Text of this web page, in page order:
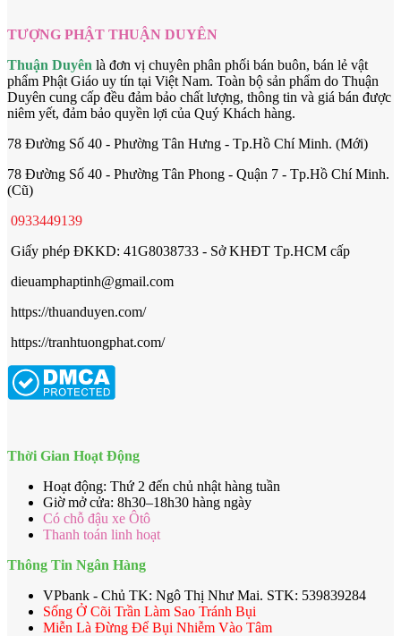
TƯỢNG PHẬT THUẬN DUYÊN
Thuận Duyên là đơn vị chuyên phân phối bán buôn, bán lẻ vật
phẩm Phật Giáo uy tín tại Việt Nam. Toàn bộ sản phẩm do Thuận
Duyên cung cấp đều đảm bảo chất lượng, thông tin và giá bán được
niêm yết, đảm bảo quyền lợi của Quý Khách hàng.
78 Đường Số 40 - Phường Tân Hưng - Tp.Hồ Chí Minh. (Mới)
78 Đường Số 40 - Phường Tân Phong - Quận 7 - Tp.Hồ Chí Minh.
(Cũ)
0933449139
Giấy phép ĐKKD: 41G8038733 - Sở KHĐT Tp.HCM cấp
dieuamphaptinh@gmail.com
https://thuanduyen.com/
https://tranhtuongphat.com/
Thời Gian Hoạt Động
Hoạt động: Thứ 2 đến chủ nhật hàng tuần
Giờ mở cửa: 8h30–18h30 hàng ngày
Có chỗ đậu xe Ôtô
Thanh toán linh hoạt
Thông Tin Ngân Hàng
VPbank - Chủ TK: Ngô Thị Như Mai. STK: 539839284
Sống Ở Cõi Trần Làm Sao Tránh Bụi
Miễn Là Đừng Để Bụi Nhiễm Vào Tâm